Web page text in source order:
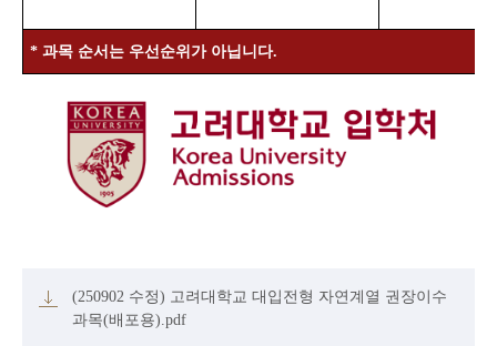
* 과목 순서는 우선순위가 아닙니다.
(250902 수정) 고려대학교 대입전형 자연계열 권장이수
과목(배포용).pdf